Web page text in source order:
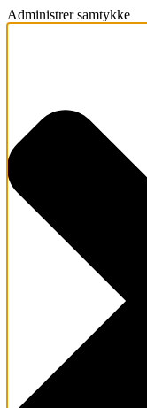
Administrer samtykke